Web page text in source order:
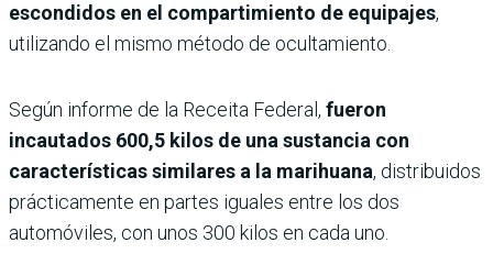
escondidos en el compartimiento de equipajes,
utilizando el mismo método de ocultamiento.
Según informe de la Receita Federal, fueron
incautados 600,5 kilos de una sustancia con
características similares a la marihuana, distribuidos
prácticamente en partes iguales entre los dos
automóviles, con unos 300 kilos en cada uno.